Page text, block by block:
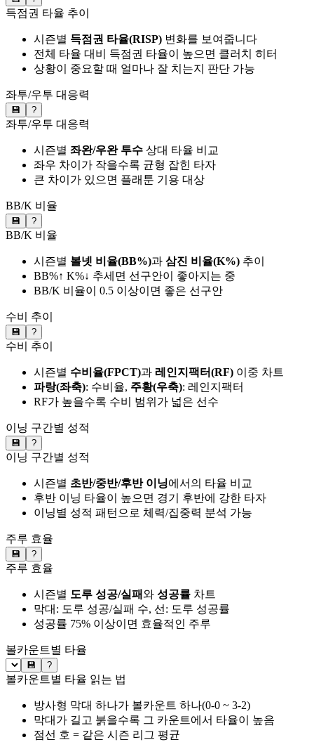
득점권 타율 추이
시즌별 득점권 타율(RISP) 변화를 보여줍니다
전체 타율 대비 득점권 타율이 높으면 클러치 히터
상황이 중요할 때 얼마나 잘 치는지 판단 가능
좌투/우투 대응력
💾 ?
좌투/우투 대응력
시즌별 좌완/우완 투수 상대 타율 비교
좌우 차이가 작을수록 균형 잡힌 타자
큰 차이가 있으면 플래툰 기용 대상
BB/K 비율
💾 ?
BB/K 비율
시즌별 볼넷 비율(BB%)과 삼진 비율(K%) 추이
BB%↑ K%↓ 추세면 선구안이 좋아지는 중
BB/K 비율이 0.5 이상이면 좋은 선구안
수비 추이
💾 ?
수비 추이
시즌별 수비율(FPCT)과 레인지팩터(RF) 이중 차트
파랑(좌축): 수비율, 주황(우축): 레인지팩터
RF가 높을수록 수비 범위가 넓은 선수
이닝 구간별 성적
💾 ?
이닝 구간별 성적
시즌별 초반/중반/후반 이닝에서의 타율 비교
후반 이닝 타율이 높으면 경기 후반에 강한 타자
이닝별 성적 패턴으로 체력/집중력 분석 가능
주루 효율
💾 ?
주루 효율
시즌별 도루 성공/실패와 성공률 차트
막대: 도루 성공/실패 수, 선: 도루 성공률
성공률 75% 이상이면 효율적인 주루
볼카운트별 타율
💾 ?
볼카운트별 타율 읽는 법
방사형 막대 하나가 볼카운트 하나(0-0 ~ 3-2)
막대가 길고 붉을수록 그 카운트에서 타율이 높음
점선 호 = 같은 시즌 리그 평균